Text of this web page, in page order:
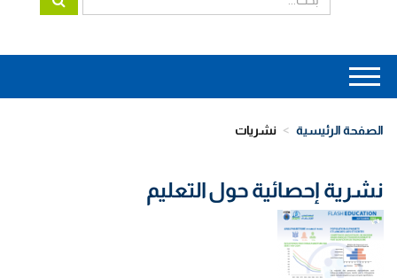
Main
navigation
الصفحة الرئيسية نشريات
نشرية إحصائية حول التعليم